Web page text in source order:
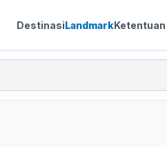
DestinasiLandmarkKetentuan